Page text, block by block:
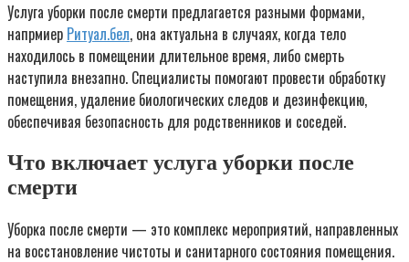
Услуга уборки после смерти предлагается разными формами,
напрмиер Ритуал.бел, она актуальна в случаях, когда тело
находилось в помещении длительное время, либо смерть
наступила внезапно. Специалисты помогают провести обработку
помещения, удаление биологических следов и дезинфекцию,
обеспечивая безопасность для родственников и соседей.
Что включает услуга уборки после
смерти
Уборка после смерти — это комплекс мероприятий, направленных
на восстановление чистоты и санитарного состояния помещения.